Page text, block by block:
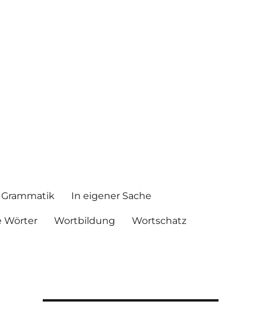
Grammatik In eigener Sache
Wörter Wortbildung Wortschatz